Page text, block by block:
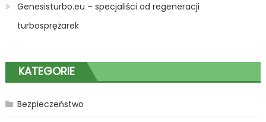
Genesisturbo.eu – specjaliści od regeneracji
turbosprężarek
KATEGORIE
Bezpieczeństwo